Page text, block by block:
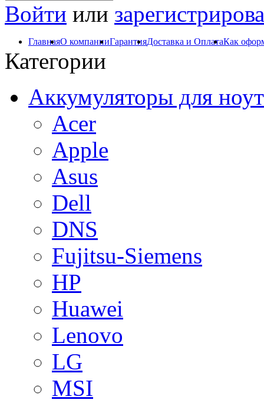
Войти или
ГлавнаяО компанииГарантияДоставка и ОплатаКак
Категории
Аккумуляторы для
Acer
Apple
Asus
Dell
DNS
Fujitsu-Siemens
HP
Huawei
Lenovo
LG
MSI